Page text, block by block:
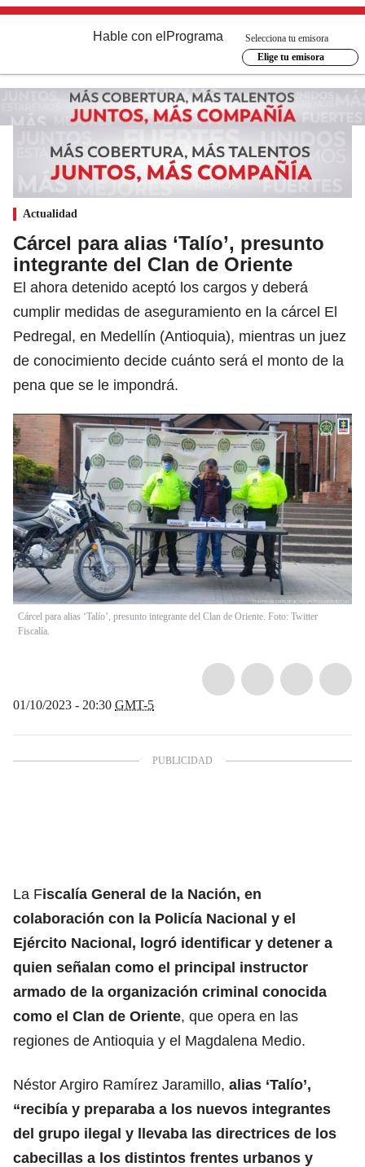
Hable con el Programa
Selecciona tu emisora
Elige tu emisora
Actualidad
Cárcel para alias ‘Talío’, presunto
integrante del Clan de Oriente
El ahora detenido aceptó los cargos y deberá
cumplir medidas de aseguramiento en la cárcel El
Pedregal, en Medellín (Antioquia), mientras un juez
de conocimiento decide cuánto será el monto de la
pena que se le impondrá.
Cárcel para alias ‘Talío’, presunto integrante del Clan de Oriente. Foto: Twitter
Fiscalía.
01/10/2023 - 20:30 GMT-5
La Fiscalía General de la Nación, en
colaboración con la Policía Nacional y el
Ejército Nacional, logró identificar y detener a
quien señalan como el principal instructor
armado de la organización criminal conocida
como el Clan de Oriente, que opera en las
regiones de Antioquia y el Magdalena Medio.
Néstor Argiro Ramírez Jaramillo, alias ‘Talío’,
“recibía y preparaba a los nuevos integrantes
del grupo ilegal y llevaba las directrices de los
cabecillas a los distintos frentes urbanos y